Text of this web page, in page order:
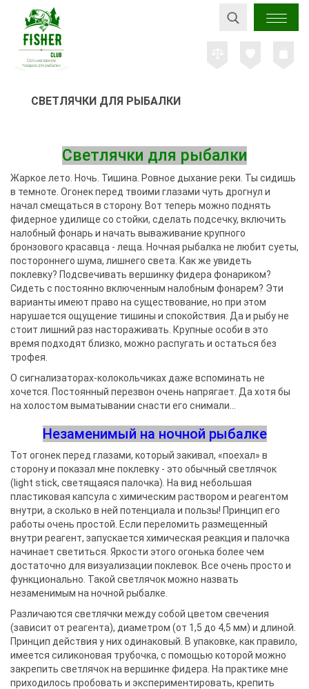
СВЕТЛЯЧКИ ДЛЯ РЫБАЛКИ
Светлячки для рыбалки
Жаркое лето. Ночь. Тишина. Ровное дыхание реки. Ты сидишь
в темноте. Огонек перед твоими глазами чуть дрогнул и
начал смещаться в сторону. Вот теперь можно поднять
фидерное удилище со стойки, сделать подсечку, включить
налобный фонарь и начать вываживание крупного
бронзового красавца - леща. Ночная рыбалка не любит суеты,
постороннего шума, лишнего света. Как же увидеть
поклевку? Подсвечивать вершинку фидера фонариком?
Сидеть с постоянно включенным налобным фонарем? Эти
варианты имеют право на существование, но при этом
нарушается ощущение тишины и спокойствия. Да и рыбу не
стоит лишний раз настораживать. Крупные особи в это
время подходят близко, можно распугать и остаться без
трофея.
О сигнализаторах-колокольчиках даже вспоминать не
хочется. Постоянный перезвон очень напрягает. Да хотя бы
на холостом выматывании снасти его снимали…
Незаменимый на ночной рыбалке
Тот огонек перед глазами, который закивал, «поехал» в
сторону и показал мне поклевку - это обычный светлячок
(light stick, светящаяся палочка). На вид небольшая
пластиковая капсула с химическим раствором и реагентом
внутри, а сколько в ней потенциала и пользы! Принцип его
работы очень простой. Если переломить размещенный
внутри реагент, запускается химическая реакция и палочка
начинает светиться. Яркости этого огонька более чем
достаточно для визуализации поклевок. Все очень просто и
функционально. Такой светлячок можно назвать
незаменимым на ночной рыбалке.
Различаются светлячки между собой цветом свечения
(зависит от реагента), диаметром (от 1,5 до 4,5 мм) и длиной.
Принцип действия у них одинаковый. В упаковке, как правило,
имеется силиконовая трубочка, с помощью которой можно
закрепить светлячок на вершинке фидера. На практике мне
приходилось пробовать и экспериментировать, крепить